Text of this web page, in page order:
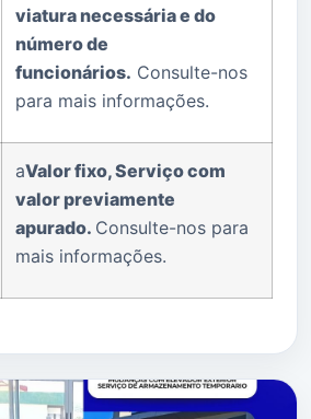
viatura necessária e do
número de
funcionários. Consulte-nos
para mais informações.
aValor fixo, Serviço com
valor previamente
apurado. Consulte-nos para
mais informações.